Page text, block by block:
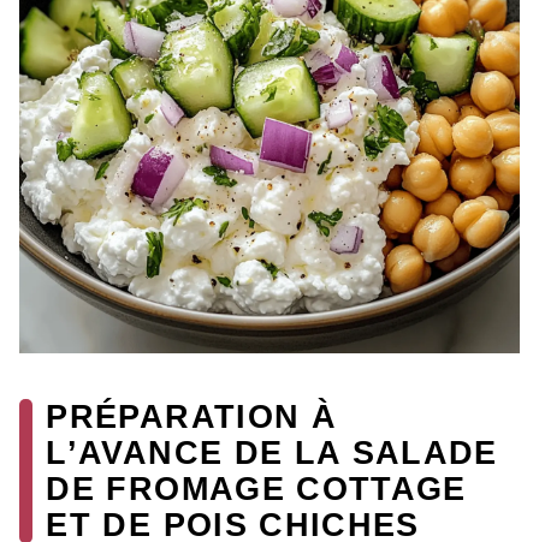
PRÉPARATION À
L’AVANCE DE LA SALADE
DE FROMAGE COTTAGE
ET DE POIS CHICHES